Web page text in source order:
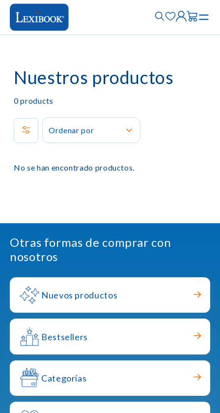
Nuestros productos
0products
Ordenar por
No se han encontrado productos.
Otras formas de comprar con
nosotros
Nuevos productos
Bestsellers
Categorías